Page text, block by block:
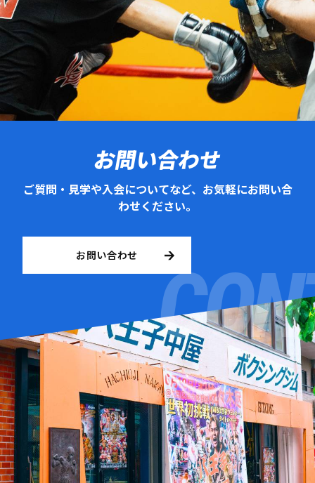
お問い合わせ
ご質問・見学や入会についてなど、お気軽にお問い合
わせください。
お問い合わせ